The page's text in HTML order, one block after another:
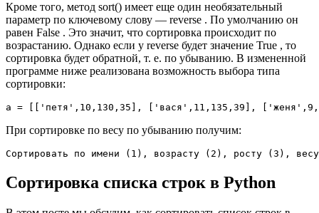
Кроме того, метод sort() имеет еще один необязательный
параметр по ключевому слову — reverse . По умолчанию он
равен False . Это значит, что сортировка происходит по
возрастанию. Однако если у reverse будет значение True , то
сортировка будет обратной, т. е. по убыванию. В измененной
программе ниже реализована возможность выбора типа
сортировки:
a = [['петя',10,130,35], ['вася',11,135,39],
При сортировке по весу по убыванию получим:
Сортировать по имени (1), возрасту (2), росту (3),
Сортировка списка строк в Python